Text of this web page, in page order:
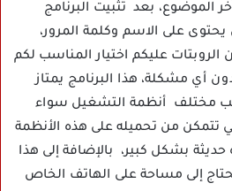
الموضوع، بعد تثبيت البرنامج
على الاسم وكلمة المرور،
عليكم اختيار المناسب لكم
أي مشكلة، هذا البرنامج يمتاز
مختلف أنظمة التشغيل سواء
تتمكن من تحميله على هذه الأنظمة
بشكل كبير، بالإضافة إلى هذا
إلى مساحة على الهاتف الخاص